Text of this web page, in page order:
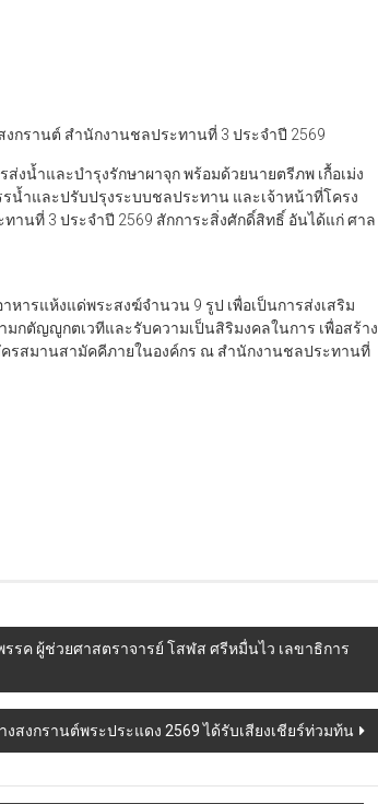
กรานต์ สำนักงานชลประทานที่ 3 ประจำปี 2569
งน้ำและบำรุงรักษาผาจุก พร้อมด้วยนายตรีภพ เกื้อเม่ง
ำและปรับปรุงระบบชลประทาน และเจ้าหน้าที่โครง
นที่ 3 ประจำปี 2569 สักการะสิ่งศักดิ์สิทธิ์ อันได้แก่ ศาล
ารแห้งแด่พระสงฆ์จำนวน 9 รูป เพื่อเป็นการส่งเสริม
ตัญญูกตเวทีและรับความเป็นสิริมงคลในการ เพื่อสร้าง
รสมานสามัคคีภายในองค์กร ณ สำนักงานชลประทานที่
รค ผู้ช่วยศาสตราจารย์ โสฬส ศรีหมื่นไว เลขาธิการ
งสงกรานต์พระประแดง 2569 ได้รับเสียงเชียร์ท่วมท้น